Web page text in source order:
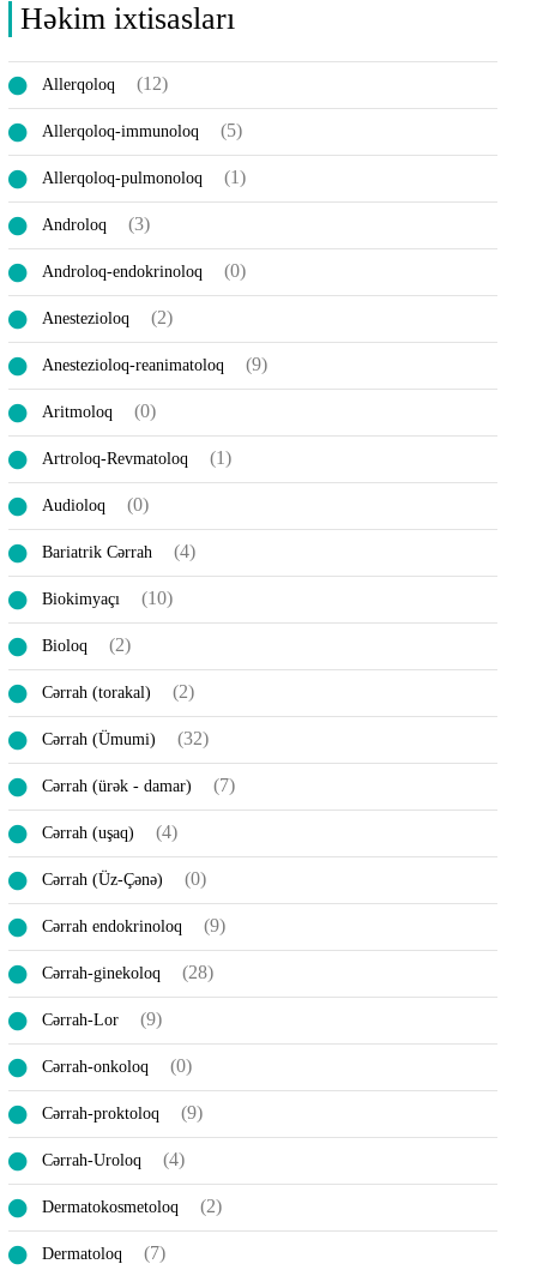
Həkim ixtisasları
Allerqoloq (12)
Allerqoloq-immunoloq (5)
Allerqoloq-pulmonoloq (1)
Androloq (3)
Androloq-endokrinoloq (0)
Anestezioloq (2)
Anestezioloq-reanimatoloq (9)
Aritmoloq (0)
Artroloq-Revmatoloq (1)
Audioloq (0)
Bariatrik Cərrah (4)
Biokimyaçı (10)
Bioloq (2)
Cərrah (torakal) (2)
Cərrah (Ümumi) (32)
Cərrah (ürək - damar) (7)
Cərrah (uşaq) (4)
Cərrah (Üz-Çənə) (0)
Cərrah endokrinoloq (9)
Cərrah-ginekoloq (28)
Cərrah-Lor (9)
Cərrah-onkoloq (0)
Cərrah-proktoloq (9)
Cərrah-Uroloq (4)
Dermatokosmetoloq (2)
Dermatoloq (7)